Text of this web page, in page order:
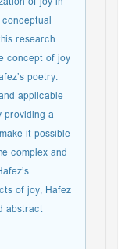
conceptual
research
concept of joy
poetry.
applicable
providing a
it possible
complex and
of joy, Hafez
abstract